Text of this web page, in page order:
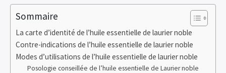
Sommaire
La carte d’identité de l’huile essentielle de laurier noble
Contre-indications de l’huile essentielle de laurier noble
Modes d’utilisations de l’huile essentielle de laurier noble
Posologie conseillée de l’huile essentielle de Laurier noble